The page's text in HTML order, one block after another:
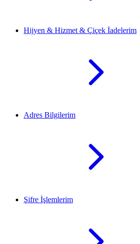
Hijyen & Hizmet & Çiçek İadelerim
Adres Bilgilerim
Şifre İşlemlerim